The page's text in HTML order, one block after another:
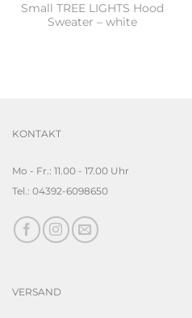
Small TREE LIGHTS Hood
Sweater – white
KONTAKT
Mo - Fr.: 11.00 - 17.00 Uhr
Tel.: 04392-6098650
VERSAND